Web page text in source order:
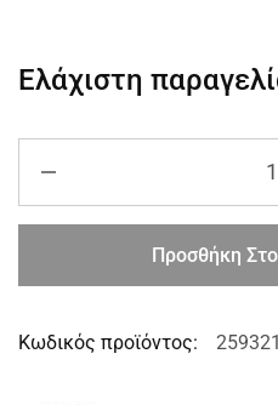
Ελάχιστη
Προσθήκη
Κωδικός προϊόντος: